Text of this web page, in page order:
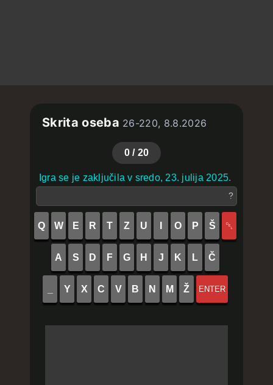
Skrita oseba 26-220, 8.8.2026
0/ 20
Igra se je zaključila v sredo, 23. julija 2025.
?
Q W E R T Z U O P Š ␡
A S D F G H J K L Č
Y X C V B N M Ž ENTER